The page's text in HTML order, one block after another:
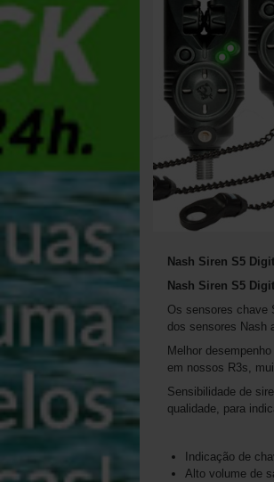
Nash Siren S5
Nash Siren S5
Os sensores chave
dos sensores Nash
Melhor
em nossos R3s,
Sensibilidade de
qualidade, para
Indicação de
Alto volume de